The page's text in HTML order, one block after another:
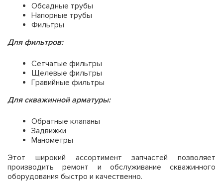
Обсадные трубы
Напорные трубы
Фильтры
Для фильтров:
Сетчатые фильтры
Щелевые фильтры
Гравийные фильтры
Для скважинной арматуры:
Обратные клапаны
Задвижки
Манометры
Этот широкий ассортимент запчастей позволяет
производить ремонт и обслуживание скважинного
оборудования быстро и качественно.